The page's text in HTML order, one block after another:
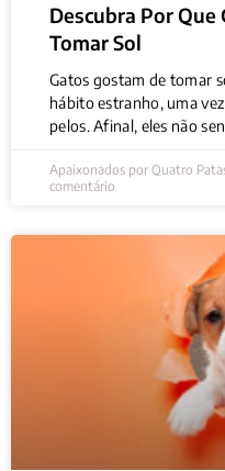
Descubra Por Que
Tomar Sol
Gatos gostam de tomar
hábito estranho, uma
pelos. Afinal, eles não
Apaixonados por Quatro
comentário